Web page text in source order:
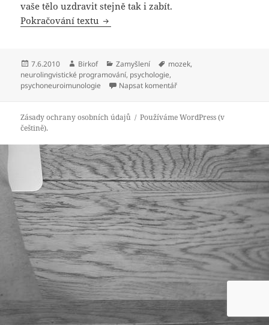
vaše tělo uzdravit stejně tak i zabít.
Pokračování textu Vše je jen ve vaší hlavě
Publikováno:
7.6.2010 Autor:
Birkof Rubriky:
Zamyšlení Štítky:
mozek,
neurolingvistické programování, psychologie,
psychoneuroimunologie
Napsat komentářpro text s názvem Vše je
Zásady ochrany osobních údajů
Používáme WordPress (v
češtině).